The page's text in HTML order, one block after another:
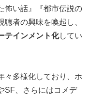
怖い話』『都市伝説の
者の興味を喚起し、
テインメント化してい
々多様化しており、ホ
SF、さらにはコメデ